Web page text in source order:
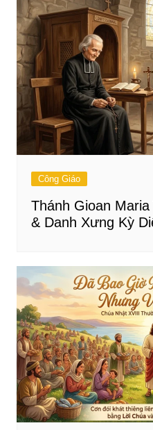
Công Giáo
Thánh Gioan
& Danh Xưng Kỳ